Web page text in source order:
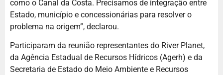
como o Canal da Costa. Precisamos de integração entre
Estado, município e concessionárias para resolver o
problema na origem”, declarou.
Participaram da reunião representantes do River Planet,
da Agência Estadual de Recursos Hídricos (Agerh) e da
Secretaria de Estado do Meio Ambiente e Recursos